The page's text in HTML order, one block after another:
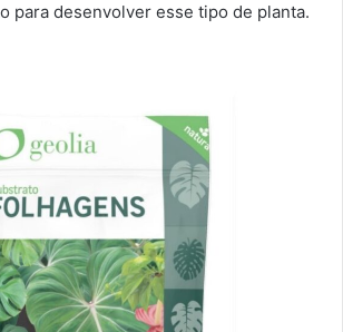
para desenvolver esse tipo de planta.